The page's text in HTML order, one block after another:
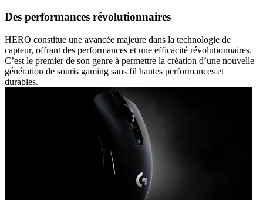
Des performances révolutionnaires
HERO constitue une avancée majeure dans la technologie de
capteur, offrant des performances et une efficacité révolutionnaires.
C’est le premier de son genre à permettre la création d’une nouvelle
génération de souris gaming sans fil hautes performances et
durables.